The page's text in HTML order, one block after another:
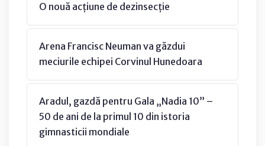
O nouă acțiune de dezinsecție
Arena Francisc Neuman va găzdui
meciurile echipei Corvinul Hunedoara
Aradul, gazdă pentru Gala „Nadia 10” –
50 de ani de la primul 10 din istoria
gimnasticii mondiale